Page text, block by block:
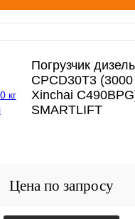
Погрузчик
CPCD30T3 (3000
Xinchai
SMARTLIFT
Цена по запросу